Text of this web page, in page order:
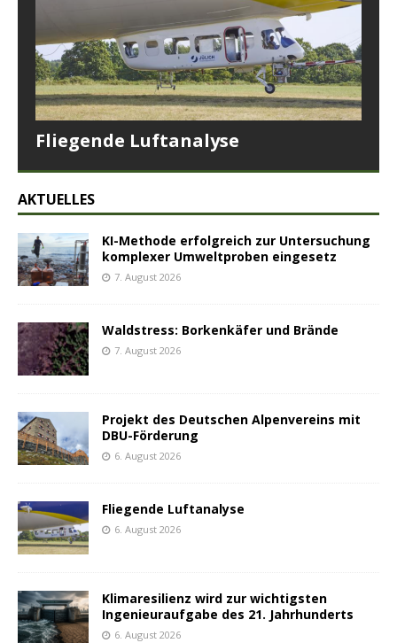
Fliegende Luftanalyse
AKTUELLES
KI-Methode erfolgreich zur Untersuchung
komplexer Umweltproben eingesetz
7. August 2026
Waldstress: Borkenkäfer und Brände
7. August 2026
Projekt des Deutschen Alpenvereins mit
DBU-Förderung
6. August 2026
Fliegende Luftanalyse
6. August 2026
Klimaresilienz wird zur wichtigsten
Ingenieuraufgabe des 21. Jahrhunderts
6. August 2026